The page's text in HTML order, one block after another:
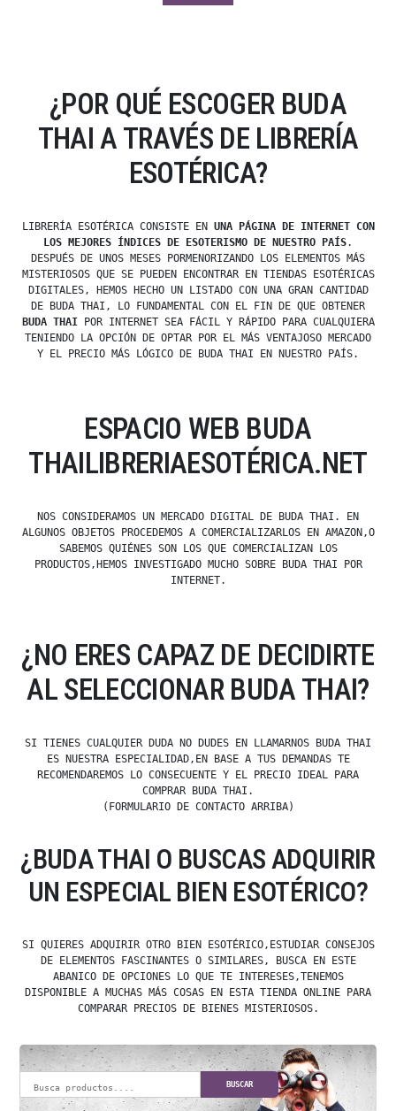
¿POR QUÉ ESCOGER BUDA
THAI A TRAVÉS DE LIBRERÍA
ESOTÉRICA?
LIBRERÍA ESOTÉRICA CONSISTE EN UNA PÁGINA DE INTERNET CON
LOS MEJORES ÍNDICES DE ESOTERISMO DE NUESTRO PAÍS.
DESPUÉS DE UNOS MESES PORMENORIZANDO LOS ELEMENTOS MÁS
MISTERIOSOS QUE SE PUEDEN ENCONTRAR EN TIENDAS ESOTÉRICAS
DIGITALES, HEMOS HECHO UN LISTADO CON UNA GRAN CANTIDAD
DE BUDA THAI, LO FUNDAMENTAL CON EL FIN DE QUE OBTENER
BUDA THAIPOR INTERNET SEA FÁCIL Y RÁPIDO PARA CUALQUIERA
TENIENDO LA OPCIÓN DE OPTAR POR EL MÁS VENTAJOSO MERCADO
Y EL PRECIO MÁS LÓGICO DE BUDA THAI EN NUESTRO PAÍS.
ESPACIO WEB BUDA
THAILIBRERIAESOTÉRICA.NET
NOS CONSIDERAMOS UN MERCADO DIGITAL DE BUDA THAI. EN
ALGUNOS OBJETOS PROCEDEMOS A COMERCIALIZARLOS EN AMAZON,O
SABEMOS QUIÉNES SON LOS QUE COMERCIALIZAN LOS
PRODUCTOS,HEMOS INVESTIGADO MUCHO SOBRE BUDA THAI POR
INTERNET.
¿NO ERES CAPAZ DE DECIDIRTE
AL SELECCIONAR BUDA THAI?
SI TIENES CUALQUIER DUDA NO DUDES EN LLAMARNOS BUDA THAI
ES NUESTRA ESPECIALIDAD,EN BASE A TUS DEMANDAS TE
RECOMENDAREMOS LO CONSECUENTE Y EL PRECIO IDEAL PARA
COMPRAR BUDA THAI.
(FORMULARIO DE CONTACTO ARRIBA)
¿BUDA THAI O BUSCAS ADQUIRIR
UN ESPECIAL BIEN ESOTÉRICO?
SI QUIERES ADQUIRIR OTRO BIEN ESOTÉRICO,ESTUDIAR CONSEJOS
DE ELEMENTOS FASCINANTES O SIMILARES, BUSCA EN ESTE
ABANICO DE OPCIONES LO QUE TE INTERESES,TENEMOS
DISPONIBLE A MUCHAS MÁS COSAS EN ESTA TIENDA ONLINE PARA
COMPARAR PRECIOS DE BIENES MISTERIOSOS.
BUSCAR